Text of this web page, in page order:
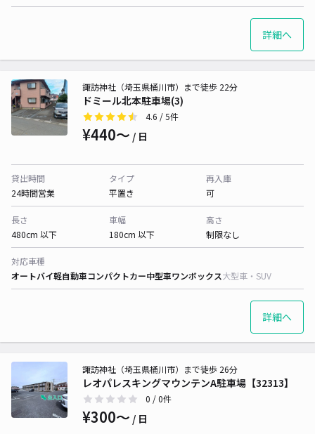
詳細へ
ドミール北本駐車場(3)
諏訪神社（埼玉県桶川市）まで徒歩 22分
4.6 / 5件
¥440〜 / 日
貸出時間
24時間営業
タイプ
平置き
再入庫
可
長さ
480cm 以下
車幅
180cm 以下
高さ
制限なし
対応車種
オートバイ軽自動車コンパクトカー中型車ワンボックス大型車・SUV
詳細へ
レオパレスキングマウンテンA駐車場【32313】
諏訪神社（埼玉県桶川市）まで徒歩 26分
0 / 0件
¥300〜 / 日